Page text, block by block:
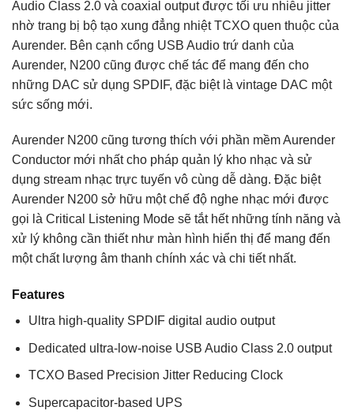
Audio Class 2.0 và coaxial output được tối ưu nhiễu jitter
nhờ trang bị bộ tạo xung đẳng nhiệt TCXO quen thuộc của
Aurender. Bên cạnh cổng USB Audio trứ danh của
Aurender, N200 cũng được chế tác để mang đến cho
những DAC sử dụng SPDIF, đặc biệt là vintage DAC một
sức sống mới.
Aurender N200 cũng tương thích với phần mềm Aurender
Conductor mới nhất cho pháp quản lý kho nhạc và sử
dụng stream nhạc trực tuyến vô cùng dễ dàng. Đặc biệt
Aurender N200 sở hữu một chế độ nghe nhạc mới được
gọi là Critical Listening Mode sẽ tắt hết những tính năng và
xử lý không cần thiết như màn hình hiển thị để mang đến
một chất lượng âm thanh chính xác và chi tiết nhất.
Features
Ultra high-quality SPDIF digital audio output
Dedicated ultra-low-noise USB Audio Class 2.0 output
​TCXO Based Precision Jitter Reducing Clock
Supercapacitor-based UPS